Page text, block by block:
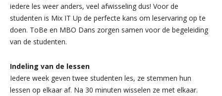
iedere les weer anders, veel afwisseling dus! Voor de
studenten is Mix IT Up de perfecte kans om leservaring op te
doen. ToBe en MBO Dans zorgen samen voor de begeleiding
van de studenten.
Indeling van de lessen
Iedere week geven twee studenten les, ze stemmen hun
lessen op elkaar af. Na 30 minuten wisselen ze met elkaar.